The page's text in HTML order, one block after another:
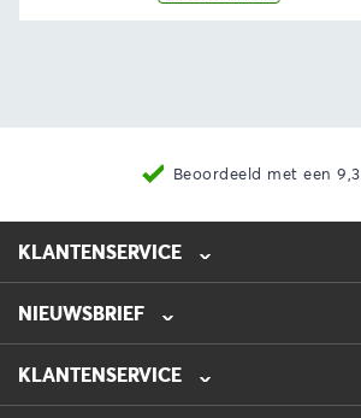
Beoordeeld met een 9,3
KLANTENSERVICE
0475-218632
info@automotive-line.nl
NIEUWSBRIEF
KLANTENSERVICE
Bestellen